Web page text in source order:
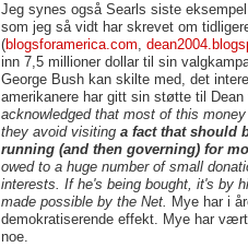
Jeg synes også Searls siste
som jeg så vidt har skrevet om
(blogsforamerica.com,
inn 7,5 millioner dollar til sin
George Bush kan skilte med, det
amerikanere har gitt sin støtte til
acknowledged that most of this
they avoid visiting a fact that should
running (and then governing) for
owed to a huge number of small
interests. If he's being bought, it's by
made possible by the Net. Mye har i
demokratiserende effekt. Mye har
noe.